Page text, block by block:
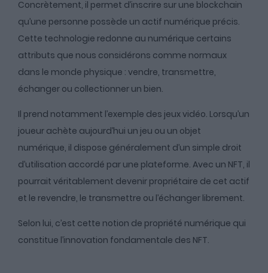
Concrètement, il permet d’inscrire sur une blockchain
qu’une personne possède un actif numérique précis.
Cette technologie redonne au numérique certains
attributs que nous considérons comme normaux
dans le monde physique : vendre, transmettre,
échanger ou collectionner un bien.
Il prend notamment l’exemple des jeux vidéo. Lorsqu’un
joueur achète aujourd’hui un jeu ou un objet
numérique, il dispose généralement d’un simple droit
d’utilisation accordé par une plateforme. Avec un NFT, il
pourrait véritablement devenir propriétaire de cet actif
et le revendre, le transmettre ou l’échanger librement.
Selon lui, c’est cette notion de propriété numérique qui
constitue l’innovation fondamentale des NFT.